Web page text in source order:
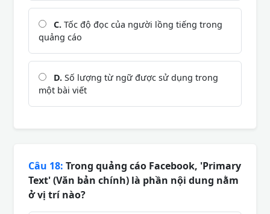
C. Tốc độ đọc của người lồng tiếng trong
quảng cáo
D. Số lượng từ ngữ được sử dụng trong
một bài viết
Câu 18: Trong quảng cáo Facebook, 'Primary
Text' (Văn bản chính) là phần nội dung nằm
ở vị trí nào?